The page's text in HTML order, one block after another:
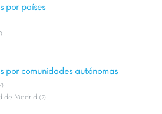
por países
por comunidades autónomas
de Madrid (2)